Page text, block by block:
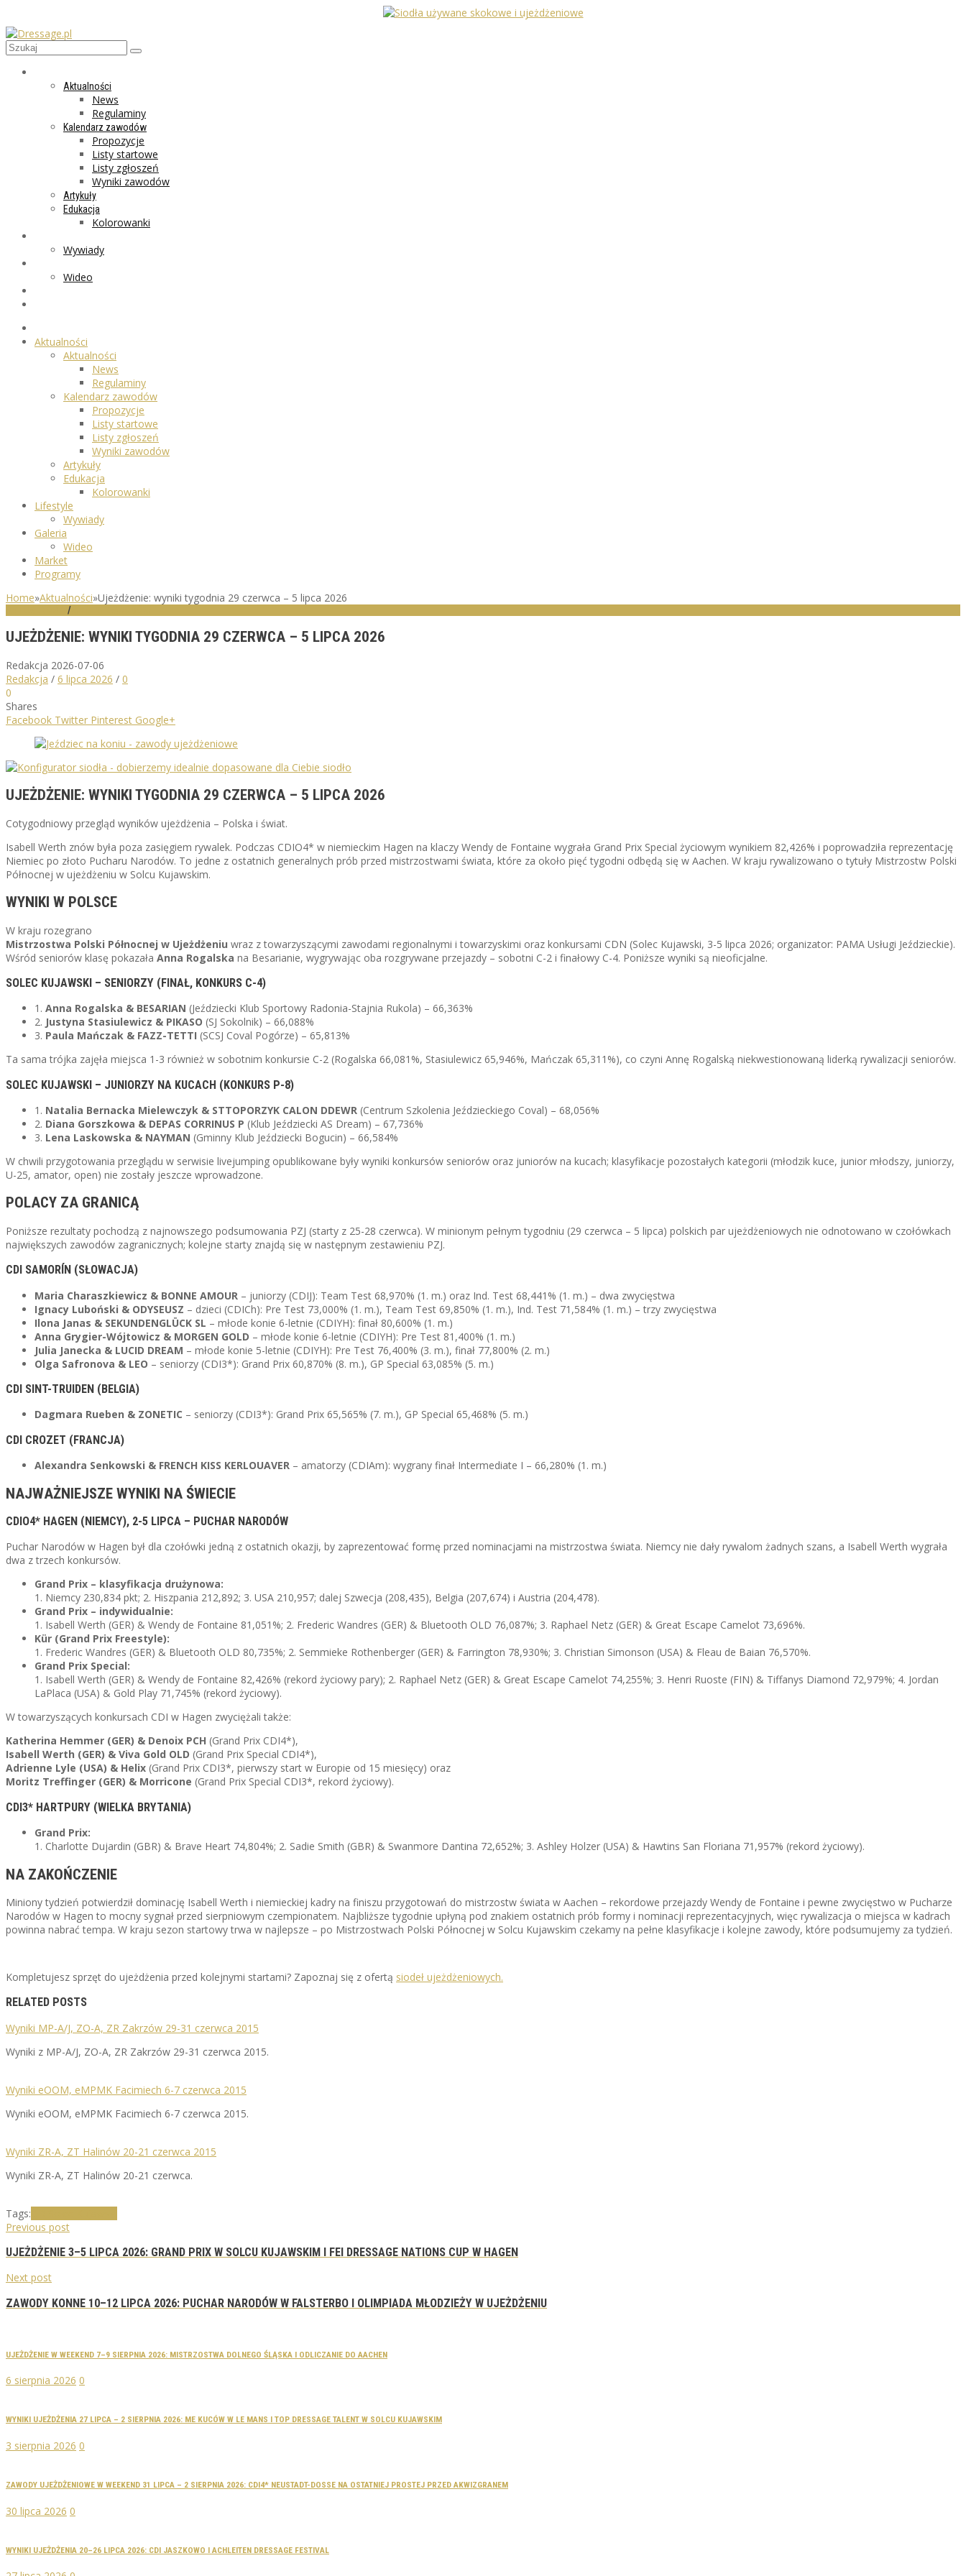
Aktualności
News
Regulaminy
Kalendarz zawodów
Propozycje
Listy startowe
Listy zgłoszeń
Wyniki zawodów
Artykuły
Edukacja
Kolorowanki
Wywiady
Wideo
Aktualności
Aktualności
News
Regulaminy
Kalendarz zawodów
Propozycje
Listy startowe
Listy zgłoszeń
Wyniki zawodów
Artykuły
Edukacja
Kolorowanki
Lifestyle
Wywiady
Galeria
Wideo
Market
Programy
Home»Aktualności»Ujeżdżenie: wyniki tygodnia 29 czerwca – 5 lipca 2026
/
UJEŻDŻENIE: WYNIKI TYGODNIA 29 CZERWCA – 5 LIPCA 2026
Redakcja 2026-07-06
Redakcja / 6 lipca 2026 / 0
0
Shares
Facebook Twitter Pinterest Google+
UJEŻDŻENIE: WYNIKI TYGODNIA 29 CZERWCA – 5 LIPCA 2026
Cotygodniowy przegląd wyników ujeżdżenia – Polska i świat.
Isabell Werth znów była poza zasięgiem rywalek. Podczas CDIO4* w niemieckim Hagen na klaczy Wendy de Fontaine wygrała Grand Prix Special życiowym wynikiem 82,426% i poprowadziła reprezentację
Niemiec po złoto Pucharu Narodów. To jedne z ostatnich generalnych prób przed mistrzostwami świata, które za około pięć tygodni odbędą się w Aachen. W kraju rywalizowano o tytuły Mistrzostw Polski
Północnej w ujeżdżeniu w Solcu Kujawskim.
WYNIKI W POLSCE
W kraju rozegrano
Mistrzostwa Polski Północnej w Ujeżdżeniu wraz z towarzyszącymi zawodami regionalnymi i towarzyskimi oraz konkursami CDN (Solec Kujawski, 3-5 lipca 2026; organizator: PAMA Usługi Jeździeckie).
Wśród seniorów klasę pokazała Anna Rogalska na Besarianie, wygrywając oba rozgrywane przejazdy – sobotni C-2 i finałowy C-4. Poniższe wyniki są nieoficjalne.
SOLEC KUJAWSKI – SENIORZY (FINAŁ, KONKURS C-4)
1. Anna Rogalska & BESARIAN (Jeździecki Klub Sportowy Radonia-Stajnia Rukola) – 66,363%
2. Justyna Stasiulewicz & PIKASO (SJ Sokolnik) – 66,088%
3. Paula Mańczak & FAZZ-TETTI (SCSJ Coval Pogórze) – 65,813%
Ta sama trójka zajęła miejsca 1-3 również w sobotnim konkursie C-2 (Rogalska 66,081%, Stasiulewicz 65,946%, Mańczak 65,311%), co czyni Annę Rogalską niekwestionowaną liderką rywalizacji seniorów.
SOLEC KUJAWSKI – JUNIORZY NA KUCACH (KONKURS P-8)
1. Natalia Bernacka Mielewczyk & STTOPORZYK CALON DDEWR (Centrum Szkolenia Jeździeckiego Coval) – 68,056%
2. Diana Gorszkowa & DEPAS CORRINUS P (Klub Jeździecki AS Dream) – 67,736%
3. Lena Laskowska & NAYMAN (Gminny Klub Jeździecki Bogucin) – 66,584%
W chwili przygotowania przeglądu w serwisie livejumping opublikowane były wyniki konkursów seniorów oraz juniorów na kucach; klasyfikacje pozostałych kategorii (młodzik kuce, junior młodszy, juniorzy,
U-25, amator, open) nie zostały jeszcze wprowadzone.
POLACY ZA GRANICĄ
Poniższe rezultaty pochodzą z najnowszego podsumowania PZJ (starty z 25-28 czerwca). W minionym pełnym tygodniu (29 czerwca – 5 lipca) polskich par ujeżdżeniowych nie odnotowano w czołówkach
największych zawodów zagranicznych; kolejne starty znajdą się w następnym zestawieniu PZJ.
CDI SAMORÍN (SŁOWACJA)
Maria Charaszkiewicz & BONNE AMOUR – juniorzy (CDIJ): Team Test 68,970% (1. m.) oraz Ind. Test 68,441% (1. m.) – dwa zwycięstwa
Ignacy Luboński & ODYSEUSZ – dzieci (CDICh): Pre Test 73,000% (1. m.), Team Test 69,850% (1. m.), Ind. Test 71,584% (1. m.) – trzy zwycięstwa
Ilona Janas & SEKUNDENGLÜCK SL – młode konie 6-letnie (CDIYH): finał 80,600% (1. m.)
Anna Grygier-Wójtowicz & MORGEN GOLD – młode konie 6-letnie (CDIYH): Pre Test 81,400% (1. m.)
Julia Janecka & LUCID DREAM – młode konie 5-letnie (CDIYH): Pre Test 76,400% (3. m.), finał 77,800% (2. m.)
Olga Safronova & LEO – seniorzy (CDI3*): Grand Prix 60,870% (8. m.), GP Special 63,085% (5. m.)
CDI SINT-TRUIDEN (BELGIA)
Dagmara Rueben & ZONETIC – seniorzy (CDI3*): Grand Prix 65,565% (7. m.), GP Special 65,468% (5. m.)
CDI CROZET (FRANCJA)
Alexandra Senkowski & FRENCH KISS KERLOUAVER – amatorzy (CDIAm): wygrany finał Intermediate I – 66,280% (1. m.)
NAJWAŻNIEJSZE WYNIKI NA ŚWIECIE
CDIO4* HAGEN (NIEMCY), 2-5 LIPCA – PUCHAR NARODÓW
Puchar Narodów w Hagen był dla czołówki jedną z ostatnich okazji, by zaprezentować formę przed nominacjami na mistrzostwa świata. Niemcy nie dały rywalom żadnych szans, a Isabell Werth wygrała
dwa z trzech konkursów.
Grand Prix – klasyfikacja drużynowa:
1. Niemcy 230,834 pkt; 2. Hiszpania 212,892; 3. USA 210,957; dalej Szwecja (208,435), Belgia (207,674) i Austria (204,478).
Grand Prix – indywidualnie:
1. Isabell Werth (GER) & Wendy de Fontaine 81,051%; 2. Frederic Wandres (GER) & Bluetooth OLD 76,087%; 3. Raphael Netz (GER) & Great Escape Camelot 73,696%.
Kür (Grand Prix Freestyle):
1. Frederic Wandres (GER) & Bluetooth OLD 80,735%; 2. Semmieke Rothenberger (GER) & Farrington 78,930%; 3. Christian Simonson (USA) & Fleau de Baian 76,570%.
Grand Prix Special:
1. Isabell Werth (GER) & Wendy de Fontaine 82,426% (rekord życiowy pary); 2. Raphael Netz (GER) & Great Escape Camelot 74,255%; 3. Henri Ruoste (FIN) & Tiffanys Diamond 72,979%; 4. Jordan
LaPlaca (USA) & Gold Play 71,745% (rekord życiowy).
W towarzyszących konkursach CDI w Hagen zwyciężali także:
Katherina Hemmer (GER) & Denoix PCH (Grand Prix CDI4*),
Isabell Werth (GER) & Viva Gold OLD (Grand Prix Special CDI4*),
Adrienne Lyle (USA) & Helix (Grand Prix CDI3*, pierwszy start w Europie od 15 miesięcy) oraz
Moritz Treffinger (GER) & Morricone (Grand Prix Special CDI3*, rekord życiowy).
CDI3* HARTPURY (WIELKA BRYTANIA)
Grand Prix:
1. Charlotte Dujardin (GBR) & Brave Heart 74,804%; 2. Sadie Smith (GBR) & Swanmore Dantina 72,652%; 3. Ashley Holzer (USA) & Hawtins San Floriana 71,957% (rekord życiowy).
NA ZAKOŃCZENIE
Miniony tydzień potwierdził dominację Isabell Werth i niemieckiej kadry na finiszu przygotowań do mistrzostw świata w Aachen – rekordowe przejazdy Wendy de Fontaine i pewne zwycięstwo w Pucharze
Narodów w Hagen to mocny sygnał przed sierpniowym czempionatem. Najbliższe tygodnie upłyną pod znakiem ostatnich prób formy i nominacji reprezentacyjnych, więc rywalizacja o miejsca w kadrach
powinna nabrać tempa. W kraju sezon startowy trwa w najlepsze – po Mistrzostwach Polski Północnej w Solcu Kujawskim czekamy na pełne klasyfikacje i kolejne zawody, które podsumujemy za tydzień.
Kompletujesz sprzęt do ujeżdżenia przed kolejnymi startami? Zapoznaj się z ofertą siodeł ujeżdżeniowych.
RELATED POSTS
Wyniki MP-A/J, ZO-A, ZR Zakrzów 29-31 czerwca 2015
Wyniki z MP-A/J, ZO-A, ZR Zakrzów 29-31 czerwca 2015.
Wyniki eOOM, eMPMK Facimiech 6-7 czerwca 2015
Wyniki eOOM, eMPMK Facimiech 6-7 czerwca 2015.
Wyniki ZR-A, ZT Halinów 20-21 czerwca 2015
Wyniki ZR-A, ZT Halinów 20-21 czerwca.
Tags:
Previous post
UJEŻDŻENIE 3–5 LIPCA 2026: GRAND PRIX W SOLCU KUJAWSKIM I FEI DRESSAGE NATIONS CUP W HAGEN
Next post
ZAWODY KONNE 10–12 LIPCA 2026: PUCHAR NARODÓW W FALSTERBO I OLIMPIADA MŁODZIEŻY W UJEŻDŻENIU
UJEŻDŻENIE W WEEKEND 7–9 SIERPNIA 2026: MISTRZOSTWA DOLNEGO ŚLĄSKA I ODLICZANIE DO AACHEN
6 sierpnia 2026 0
WYNIKI UJEŻDŻENIA 27 LIPCA – 2 SIERPNIA 2026: ME KUCÓW W LE MANS I TOP DRESSAGE TALENT W SOLCU KUJAWSKIM
3 sierpnia 2026 0
ZAWODY UJEŻDŻENIOWE W WEEKEND 31 LIPCA – 2 SIERPNIA 2026: CDI4* NEUSTADT-DOSSE NA OSTATNIEJ PROSTEJ PRZED AKWIZGRANEM
30 lipca 2026 0
WYNIKI UJEŻDŻENIA 20–26 LIPCA 2026: CDI JASZKOWO I ACHLEITEN DRESSAGE FESTIVAL